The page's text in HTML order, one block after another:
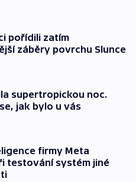
pořídili zatím
záběry povrchu Slunce
supertropickou noc.
jak bylo u vás
firmy Meta
testování systém jiné